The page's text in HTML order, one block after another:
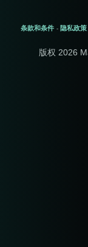
条款和条件 - 隐私政策
版权 2026